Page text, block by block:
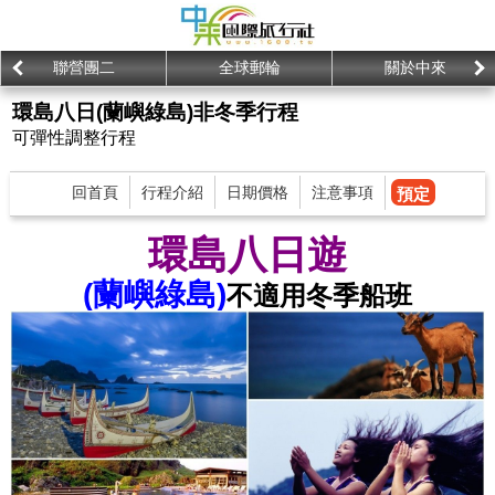
聯營團二 全球郵輪 關於中來
環島八日(蘭嶼綠島)非冬季行程
可彈性調整行程
回首頁 行程介紹 日期價格 注意事項 預定
環島八日遊
(蘭嶼綠島)不適用冬季船班